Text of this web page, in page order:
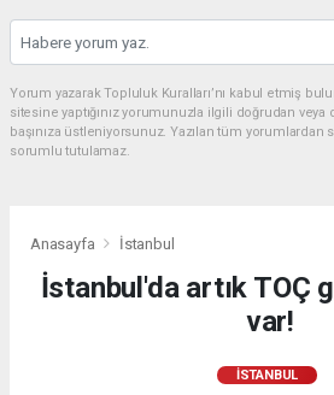
Yorum yazarak Topluluk Kuralları’nı kabul etmiş
sitesine yaptığınız yorumunuzla ilgili doğrudan
başınıza üstleniyorsunuz. Yazılan tüm
sorumlu tutulamaz.
Anasayfa İstanbul
İstanbul'da artık TOÇ
var!
İSTANBUL